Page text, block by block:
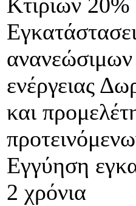
ενέργειας
και
Εγγύηση
2 χρόνια